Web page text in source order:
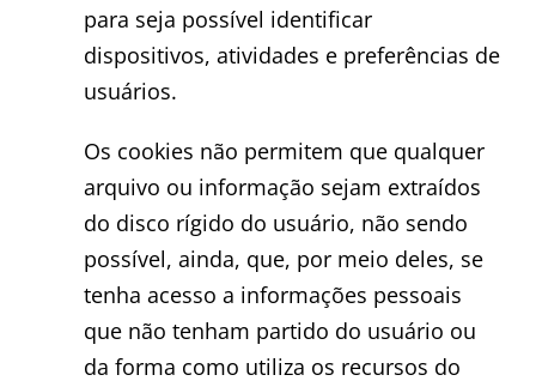
para seja possível identificar
dispositivos, atividades e preferências de
usuários.
Os cookies não permitem que qualquer
arquivo ou informação sejam extraídos
do disco rígido do usuário, não sendo
possível, ainda, que, por meio deles, se
tenha acesso a informações pessoais
que não tenham partido do usuário ou
da forma como utiliza os recursos do